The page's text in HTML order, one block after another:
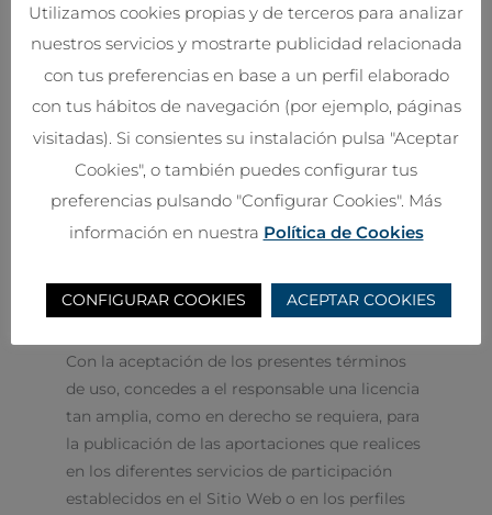
En caso de realizar cualquiera de las acciones
prohibidas señaladas, se estarán vulnerando
esos derechos exclusivos de propiedad
el responsable . Por tanto, te comprometes a
respetar tales derechos, absteniéndose
además de suprimir, alterar, eludir o manipular
cualquier dispositivo de protección o sistema
de seguridad que estuviera instalado en las
Contenidos generados por el usuario
Con la aceptación de los presentes términos
de uso, concedes a el responsable una licencia
tan amplia, como en derecho se requiera, para
la publicación de las aportaciones que realices
en los diferentes servicios de participación
establecidos en el Sitio Web o en los perfiles
Utilizamos cookies propias y de terceros para analizar
nuestros servicios y mostrarte publicidad relacionada
con tus preferencias en base a un perfil elaborado
con tus hábitos de navegación (por ejemplo, páginas
visitadas). Si consientes su instalación pulsa "Aceptar
Cookies", o también puedes configurar tus
preferencias pulsando "Configurar Cookies". Más
información en nuestra Política de Cookies
CONFIGURAR COOKIES ACEPTAR COOKIES